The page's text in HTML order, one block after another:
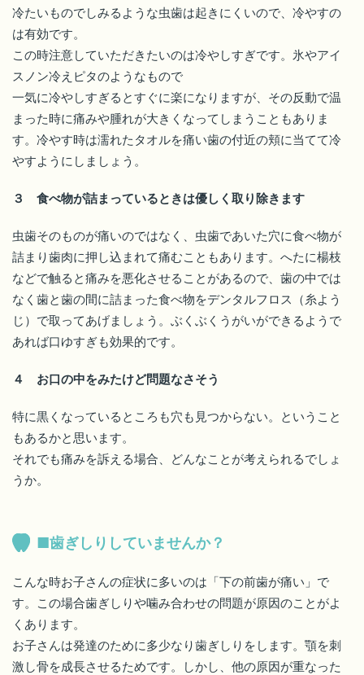
冷たいものでしみるような虫歯は起きにくいので、冷やすの
は有効です。
この時注意していただきたいのは冷やしすぎです。氷やアイ
スノン冷えピタのようなもので
一気に冷やしすぎるとすぐに楽になりますが、その反動で温
まった時に痛みや腫れが大きくなってしまうこともありま
す。冷やす時は濡れたタオルを痛い歯の付近の頬に当てて冷
やすようにしましょう。
３ 食べ物が詰まっているときは優しく取り除きます
虫歯そのものが痛いのではなく、虫歯であいた穴に食べ物が
詰まり歯肉に押し込まれて痛むこともあります。へたに楊枝
などで触ると痛みを悪化させることがあるので、歯の中では
なく歯と歯の間に詰まった食べ物をデンタルフロス（糸よう
じ）で取ってあげましょう。ぶくぶくうがいができるようで
あれば口ゆすぎも効果的です。
４ お口の中をみたけど問題なさそう
特に黒くなっているところも穴も見つからない。ということ
もあるかと思います。
それでも痛みを訴える場合、どんなことが考えられるでしょ
うか。
■歯ぎしりしていませんか？
こんな時お子さんの症状に多いのは「下の前歯が痛い」で
す。この場合歯ぎしりや噛み合わせの問題が原因のことがよ
くあります。
お子さんは発達のために多少なり歯ぎしりをします。顎を刺
激し骨を成長させるためです。しかし、他の原因が重なった